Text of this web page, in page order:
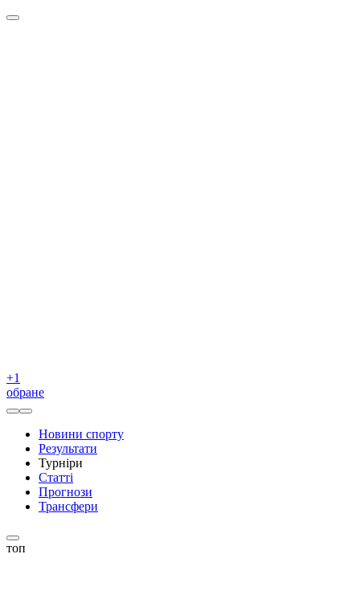
+1
обране
Новини спорту
Результати
Турніри
Статті
Прогнози
Трансфери
топ